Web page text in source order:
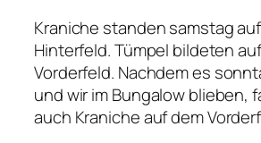
Kraniche standen samstag
Hinterfeld. Tümpel bildeten
Vorderfeld. Nachdem es
und wir im Bungalow blieben,
auch Kraniche auf dem